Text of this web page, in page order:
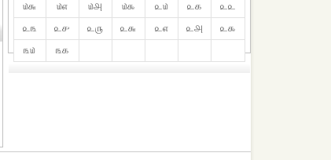
௰௬
௰௭ ௰௮ ௰௯ ௨௰ ௨௧
௨௨
௨௩
௨௪ ௨௫ ௨௬ ௨௭ ௨௮
௨௯
௩௰
௩௧